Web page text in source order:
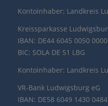
Kontoinhaber: Landkreis
Kreissparkasse
IBAN: DE44 6045 0050
BIC: SOLA DE S1 LBG
Kontoinhaber: Landkreis
VR-Bank Ludwigsburg eG
IBAN: DE58 6049 1430